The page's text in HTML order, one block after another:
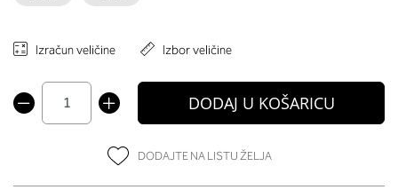
Izračun veličine Izbor veličine
DODAJ U KOŠARICU
DODAJTE NA LISTU ŽELJA